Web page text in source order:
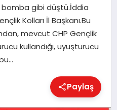
bomba gibi düştü.İddia
Kolları İl Başkanı.Bu
mevcut CHP Gençlik
kullandığı, uyuşturucu
Paylaş